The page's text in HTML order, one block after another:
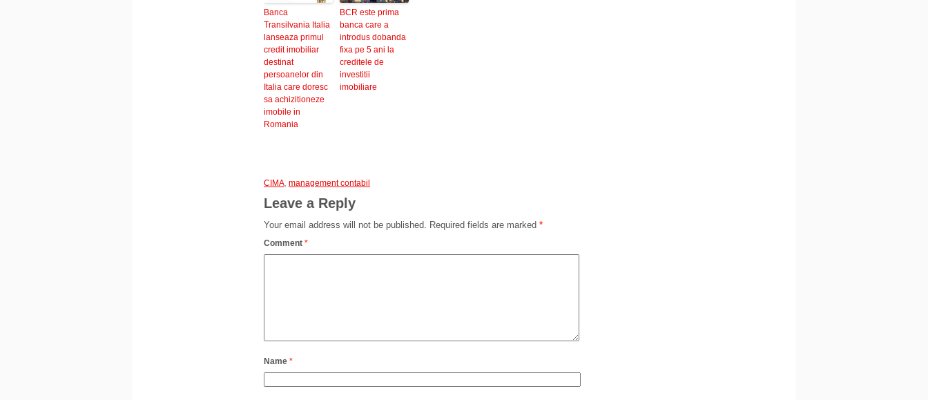
Banca
Transilvania Italia
lanseaza primul
credit imobiliar
destinat
persoanelor din
Italia care doresc
sa achizitioneze
imobile in
Romania
BCR este prima
banca care a
introdus dobanda
fixa pe 5 ani la
creditele de
investitii
imobiliare
CIMA, management contabil
Leave a Reply
Your email address will not be published. Required fields are marked *
Comment *
Name *